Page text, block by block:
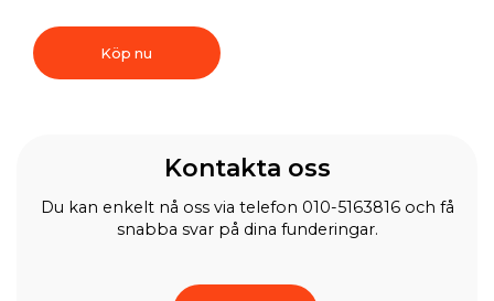
Köp nu
Kontakta oss
Du kan enkelt nå oss via telefon 010-5163816 och få
snabba svar på dina funderingar.